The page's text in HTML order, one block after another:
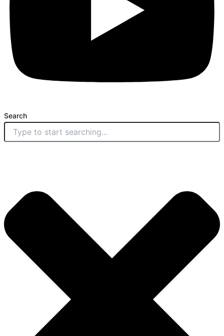
Search